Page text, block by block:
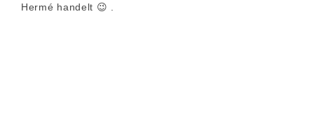
Hermé handelt 😉 .